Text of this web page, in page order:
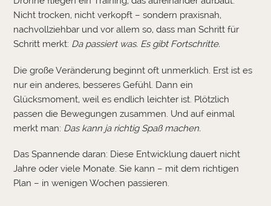
Nicht trocken, nicht verkopft – sondern praxisnah,
nachvollziehbar und vor allem so, dass man Schritt für
Schritt merkt: Da passiert was. Es gibt Fortschritte.
Die große Veränderung beginnt oft unmerklich. Erst ist es
nur ein anderes, besseres Gefühl. Dann ein
Glücksmoment, weil es endlich leichter ist. Plötzlich
passen die Bewegungen zusammen. Und auf einmal
merkt man: Das kann ja richtig Spaß machen.
Das Spannende daran: Diese Entwicklung dauert nicht
Jahre oder viele Monate. Sie kann – mit dem richtigen
Plan – in wenigen Wochen passieren.